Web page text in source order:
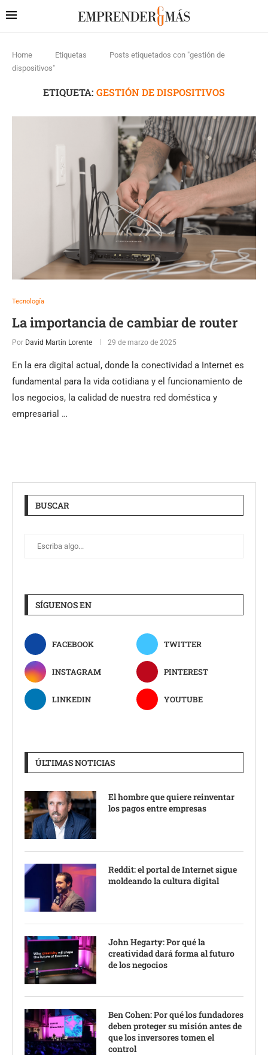
Home Etiquetas
Posts etiquetados con "gestión de
dispositivos"
ETIQUETA: GESTIÓN DE DISPOSITIVOS
Tecnología
La importancia de cambiar de router
Por David Martín Lorente 29 de marzo de 2025
En la era digital actual, donde la conectividad a Internet es
fundamental para la vida cotidiana y el funcionamiento de
los negocios, la calidad de nuestra red doméstica y
empresarial …
BUSCAR
SÍGUENOS EN
FACEBOOK TWITTER
INSTAGRAM PINTEREST
LINKEDIN YOUTUBE
ÚLTIMAS NOTICIAS
El hombre que quiere reinventar
los pagos entre empresas
Reddit: el portal de Internet sigue
moldeando la cultura digital
John Hegarty: Por qué la
creatividad dará forma al futuro
de los negocios
Ben Cohen: Por qué los fundadores
deben proteger su misión antes de
que los inversores tomen el
control